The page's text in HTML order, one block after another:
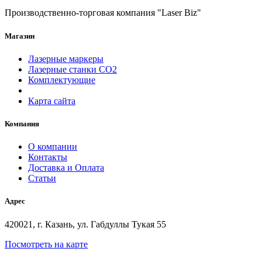
Производственно-торговая компания "Laser Biz"
Магазин
Лазерные маркеры
Лазерные станки СО2
Комплектующие
Карта сайта
Компания
О компании
Контакты
Доставка и Оплата
Статьи
Адрес
420021, г. Казань, ул. Габдуллы Тукая 55
Посмотреть на карте